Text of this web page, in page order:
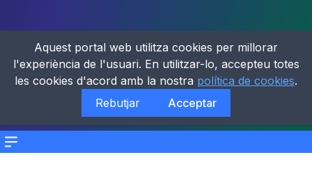
Menu
Aquest portal web utilitza cookies per millorar
l'experiència de l'usuari. En utilitzar-lo, accepteu totes
les cookies d'acord amb la nostra política de cookies.
Rebutjar
Acceptar